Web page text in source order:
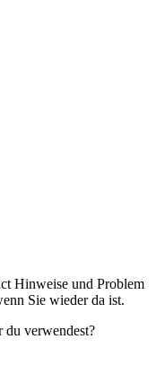
Hinweise und Problem
Sie wieder da ist.
du verwendest?